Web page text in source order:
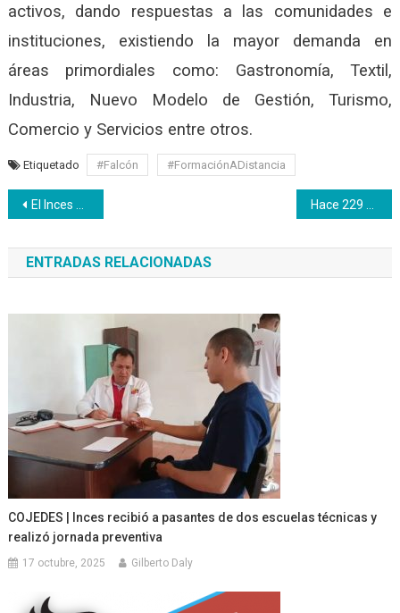
activos, dando respuestas a las comunidades e
instituciones, existiendo la mayor demanda en
áreas primordiales como: Gastronomía, Textil,
Industria, Nuevo Modelo de Gestión, Turismo,
Comercio y Servicios entre otros.
Etiquetado #Falcón #FormaciónADistancia
Navegación
de
entradas
El Inces publica en redes sociales su oferta de cursos en línea
ENTRADAS RELACIONADAS
COJEDES | Inces recibió a pasantes de dos escuelas técnicas y
realizó jornada preventiva
17 octubre, 2025 Gilberto Daly